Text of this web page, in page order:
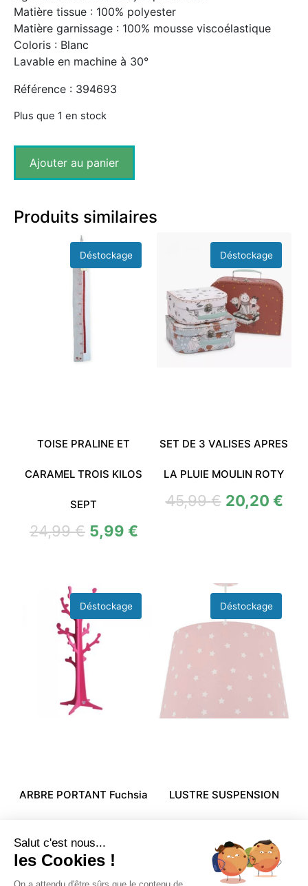
Matière tissue : 100% polyester
Matière garnissage : 100% mousse viscoélastique
Coloris : Blanc
Lavable en machine à 30°
Référence : 394693
Plus que 1 en stock
Ajouter au panier
Produits similaires
TOISE PRALINE ET
CARAMEL TROIS KILOS
SEPT
24,99€ 5,99 €
SET DE 3 VALISES APRES
LA PLUIE MOULIN ROTY
45,99€ 20,20 €
ARBRE PORTANT Fuchsia
79,99 € 26,99
LUSTRE SUSPENSION
€ 21,29€
Salut c'est nous...
les Cookies !
On a attendu d'être sûrs que le contenu de